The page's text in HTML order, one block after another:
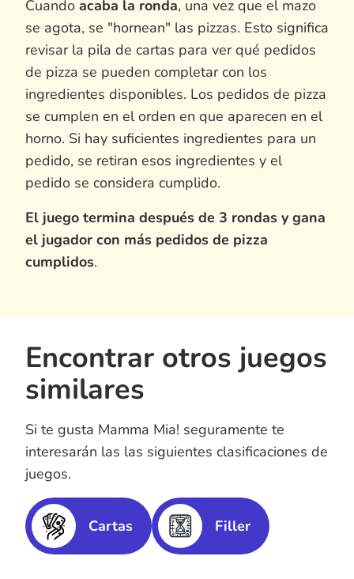
Cuando acaba la ronda, una vez que el mazo
se agota, se "hornean" las pizzas. Esto significa
revisar la pila de cartas para ver qué pedidos
de pizza se pueden completar con los
ingredientes disponibles. Los pedidos de pizza
se cumplen en el orden en que aparecen en el
horno. Si hay suficientes ingredientes para un
pedido, se retiran esos ingredientes y el
pedido se considera cumplido.
El juego termina después de 3 rondas y gana
el jugador con más pedidos de pizza
cumplidos.
Encontrar otros juegos
similares
Si te gusta Mamma Mia! seguramente te
interesarán las las siguientes clasificaciones de
juegos.
Cartas Filler